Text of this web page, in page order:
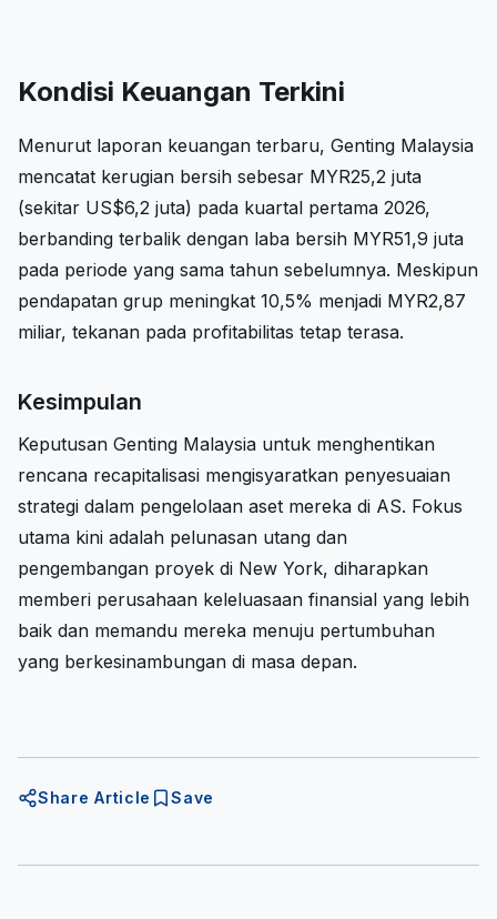
Kondisi Keuangan Terkini
Menurut laporan keuangan terbaru, Genting Malaysia
mencatat kerugian bersih sebesar MYR25,2 juta
(sekitar US$6,2 juta) pada kuartal pertama 2026,
berbanding terbalik dengan laba bersih MYR51,9 juta
pada periode yang sama tahun sebelumnya. Meskipun
pendapatan grup meningkat 10,5% menjadi MYR2,87
miliar, tekanan pada profitabilitas tetap terasa.
Kesimpulan
Keputusan Genting Malaysia untuk menghentikan
rencana recapitalisasi mengisyaratkan penyesuaian
strategi dalam pengelolaan aset mereka di AS. Fokus
utama kini adalah pelunasan utang dan
pengembangan proyek di New York, diharapkan
memberi perusahaan keleluasaan finansial yang lebih
baik dan memandu mereka menuju pertumbuhan
yang berkesinambungan di masa depan.
Share Article Save